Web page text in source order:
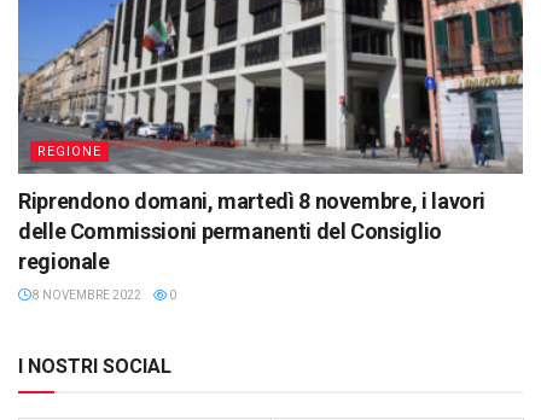
REGIONE
Riprendono domani, martedì 8 novembre, i lavori
delle Commissioni permanenti del Consiglio
regionale
8 NOVEMBRE 2022 0
I NOSTRI SOCIAL